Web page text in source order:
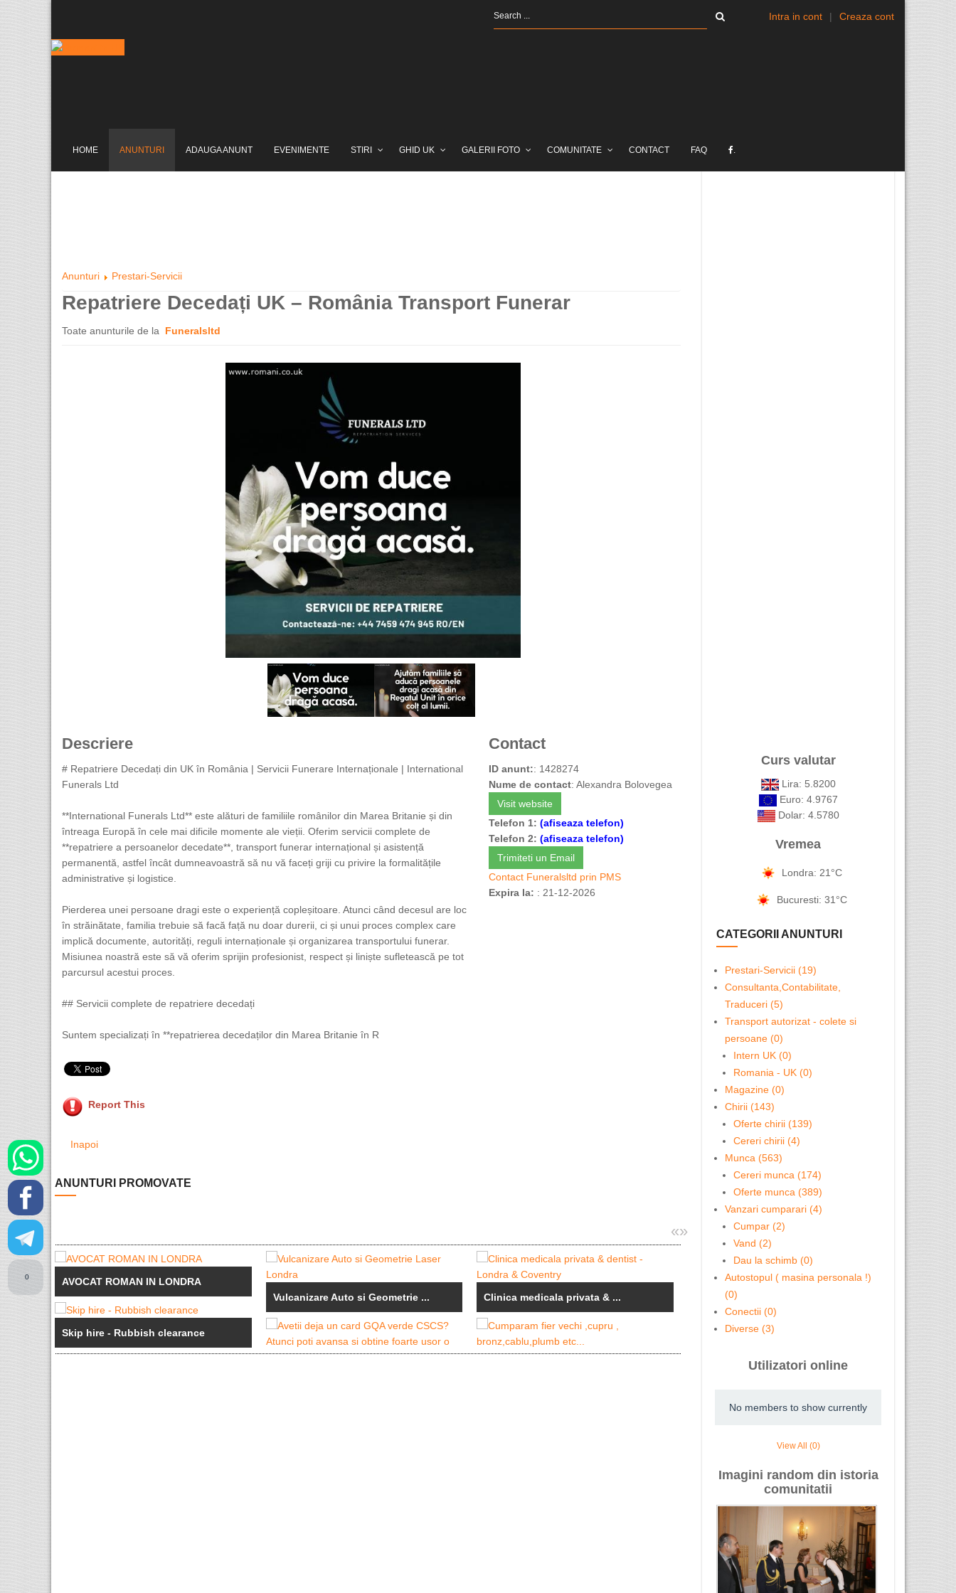
Intra in cont | Creaza cont
HOME ANUNTURI ADAUGA ANUNT EVENIMENTE STIRI GHID UK GALERII FOTO COMUNITATE CONTACT FAQ .
Anunturi Prestari-Servicii
Repatriere Decedați UK – România Transport Funerar
Toate anunturile de la Funeralsltd
Descriere
# Repatriere Decedați din UK în România | Servicii Funerare Internaționale | International
Funerals Ltd
**International Funerals Ltd** este alături de familiile românilor din Marea Britanie și din
întreaga Europă în cele mai dificile momente ale vieții. Oferim servicii complete de
**repatriere a persoanelor decedate**, transport funerar internațional și asistență
permanentă, astfel încât dumneavoastră să nu vă faceți griji cu privire la formalitățile
administrative și logistice.
Pierderea unei persoane dragi este o experiență copleșitoare. Atunci când decesul are loc
în străinătate, familia trebuie să facă față nu doar durerii, ci și unui proces complex care
implică documente, autorități, reguli internaționale și organizarea transportului funerar.
Misiunea noastră este să vă oferim sprijin profesionist, respect și liniște sufletească pe tot
parcursul acestui proces.
## Servicii complete de repatriere decedați
Suntem specializați în **repatrierea decedaților din Marea Britanie în R
Contact
ID anunt:: 1428274
Nume de contact: Alexandra Bolovegea
Visit website
Telefon 1: (afiseaza telefon)
Telefon 2: (afiseaza telefon)
Trimiteti un Email
Contact Funeralsltd prin PMS
Expira la: : 21-12-2026
Report This
0
Inapoi
ANUNTURI PROMOVATE
«»
AVOCAT ROMAN IN LONDRA
Skip hire - Rubbish clearance
Vulcanizare Auto si Geometrie ... Clinica medicala privata & ...
Contabil Autorizat Stratford
Curs valutar
Lira: 5.8200
Euro: 4.9767
Dolar: 4.5780
Vremea
Londra: 21°C
Bucuresti: 31°C
CATEGORII ANUNTURI
Prestari-Servicii (19)
Consultanta,Contabilitate,
Traduceri (5)
Transport autorizat - colete si
persoane (0)
Intern UK (0)
Romania - UK (0)
Magazine (0)
Chirii (143)
Oferte chirii (139)
Cereri chirii (4)
Munca (563)
Cereri munca (174)
Oferte munca (389)
Vanzari cumparari (4)
Cumpar (2)
Vand (2)
Dau la schimb (0)
Autostopul ( masina personala !)
(0)
Conectii (0)
Diverse (3)
Utilizatori online
No members to show currently
View All (0)
Imagini random din istoria
comunitatii